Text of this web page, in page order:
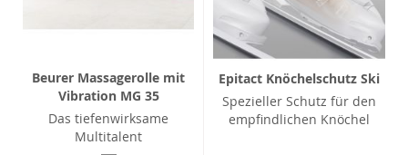
Beurer Massagerolle mit
Vibration MG 35
Das tiefenwirksame
Multitalent
Epitact Knöchelschutz Ski
Spezieller Schutz für den
empfindlichen Knöchel